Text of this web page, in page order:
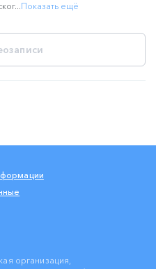
Показать ещё
организация,